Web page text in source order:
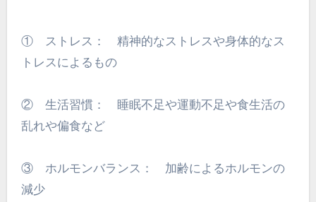
① ストレス： 精神的なストレスや身体的なス
トレスによるもの
② 生活習慣： 睡眠不足や運動不足や食生活の
乱れや偏食など
③ ホルモンバランス： 加齢によるホルモンの
減少